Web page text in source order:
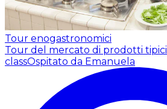
Tour enogastronomici
Tour del mercato di prodotti
classOspitato da Emanuela